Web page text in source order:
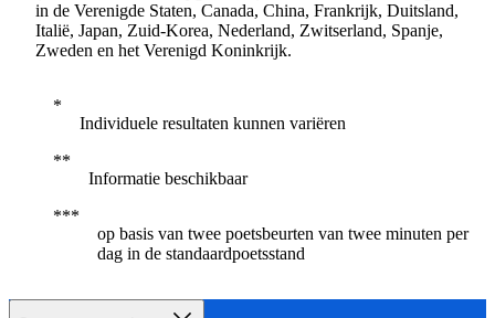
in de Verenigde Staten, Canada, China, Frankrijk, Duitsland,
Italië, Japan, Zuid-Korea, Nederland, Zwitserland, Spanje,
Zweden en het Verenigd Koninkrijk.
Individuele resultaten kunnen variëren
Informatie beschikbaar
op basis van twee poetsbeurten van twee minuten per
dag in de standaardpoetsstand